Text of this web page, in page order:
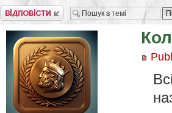
Відповісти